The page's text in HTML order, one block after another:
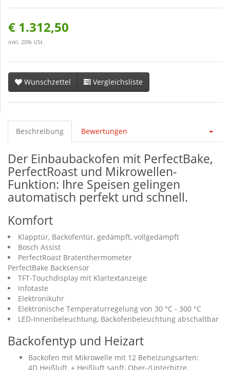
€ 1.312,50
inkl. 20% USt.
Wunschzettel Vergleichsliste
Beschreibung Bewertungen
Der Einbaubackofen mit PerfectBake,
PerfectRoast und Mikrowellen-
Funktion: Ihre Speisen gelingen
automatisch perfekt und schnell.
Komfort
Klapptür, Backofentür, gedämpft, vollgedämpft
Bosch Assist
PerfectRoast Bratenthermometer
PerfectBake Backsensor
TFT-Touchdisplay mit Klartextanzeige
Infotaste
Elektronikuhr
Elektronische Temperaturregelung von 30 °C - 300 °C
LED-Innenbeleuchtung, Backofenbeleuchtung abschaltbar
Backofentyp und Heizart
Backofen mit Mikrowelle mit 12 Beheizungsarten:
4D Heißluft, + Heißluft sanft, Ober-/Unterhitze,